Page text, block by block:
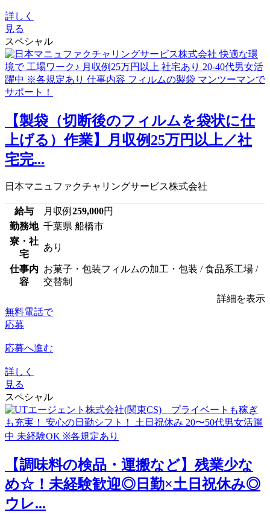
詳しく
見る
スペシャル
【製袋（切断後のフィルムを袋状に仕
上げる）作業】月収例25万円以上／社
宅完...
日本マニュファクチャリングサービス株式会社
給与 月収例 259,000円
勤務地 千葉県 船橋市
寮・社
宅
あり
仕事内
容
お菓子・包装フィルムの加工・包装 / 食品系工場 /
交替制
詳細を表示
無料電話で
応募
応募へ進む
詳しく
見る
スペシャル
【調味料の検品・運搬など】残業少な
め☆！未経験歓迎◎日勤×土日祝休み◎
ウレ...